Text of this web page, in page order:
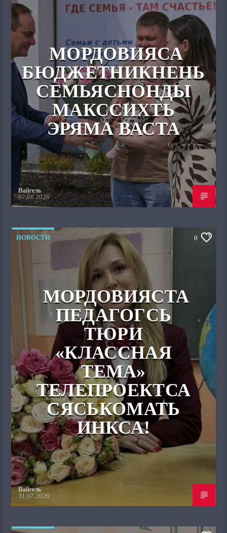
МОРДОВИЯСА
БЮДЖЕТНИКНЕНЬ
СЕМЬЯСНОНДЫ
МАКССИХТЬ
ЭРЯМА ВАСТА
Вайгель
07.08.2026
НОВОСТИ 0
МОРДОВИЯСТА
ПЕДАГОГСЬ
ТЮРИ
«КЛАССНАЯ
ТЕМА»
ТЕЛЕПРОЕКТСА
СЯСЬКОМАТЬ
ИНКСА!
Вайгель
31.07.2026